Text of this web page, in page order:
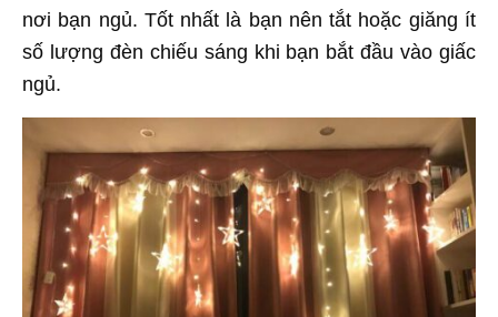
nơi bạn ngủ. Tốt nhất là bạn nên tắt hoặc giăng ít
số lượng đèn chiếu sáng khi bạn bắt đầu vào giấc
ngủ.